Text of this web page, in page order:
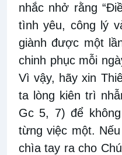
nhắc nhở rằng
tình yêu, công lý
giành được một
chinh phục mỗi
Vì vậy, hãy xin
ta lòng kiên trì
Gc 5, 7) để
từng việc một.
chìa tay ra cho